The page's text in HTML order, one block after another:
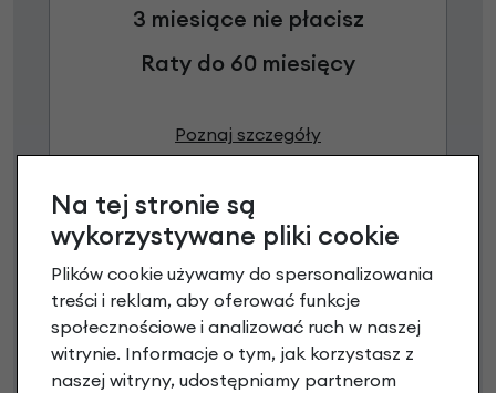
3 miesiące nie płacisz
Raty do 60 miesięcy
Poznaj szczegóły
Na tej stronie są
wykorzystywane pliki cookie
Plików cookie używamy do spersonalizowania
treści i reklam, aby oferować funkcje
społecznościowe i analizować ruch w naszej
witrynie. Informacje o tym, jak korzystasz z
naszej witryny, udostępniamy partnerom